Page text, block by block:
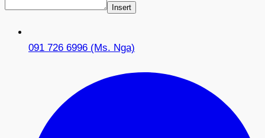
Insert
091 726 6996 (Ms. Nga)